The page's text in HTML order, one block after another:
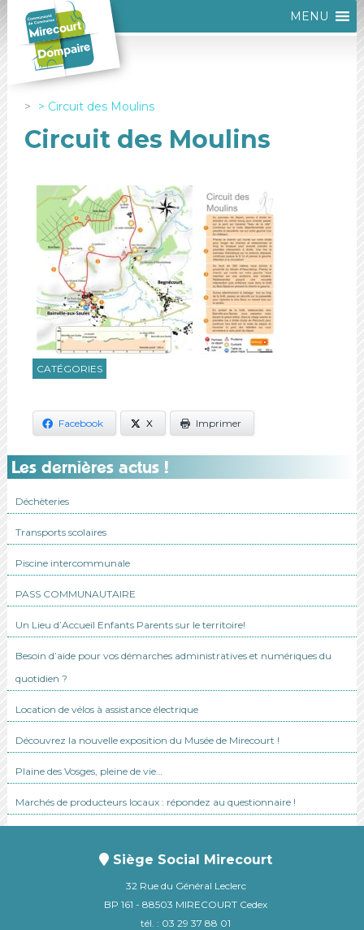
MENU
Circuit des Moulins
Circuit des Moulins
CATÉGORIES
Facebook X Imprimer
Les dernières actus !
Déchèteries
Transports scolaires
Piscine intercommunale
PASS COMMUNAUTAIRE
Un Lieu d’Accueil Enfants Parents sur le territoire!
Besoin d’aide pour vos démarches administratives et numériques du
quotidien ?
Location de vélos à assistance électrique
Découvrez la nouvelle exposition du Musée de Mirecourt !
Plaine des Vosges, pleine de vie…
Marchés de producteurs locaux : répondez au questionnaire !
Siège Social Mirecourt
32 Rue du Général Leclerc
BP 161 - 88503 MIRECOURT Cedex
tél. : 03 29 37 88 01